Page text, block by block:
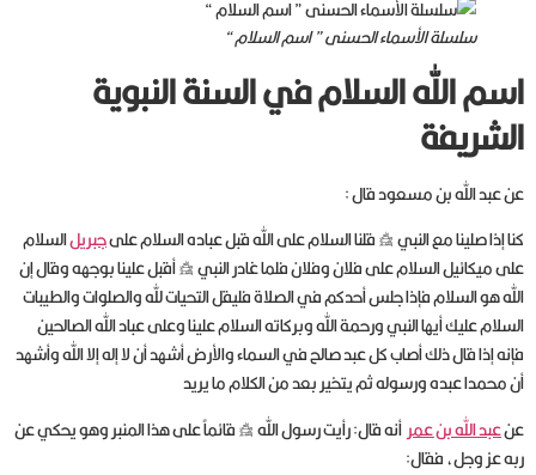
سلسلة الأسماء الحسنى ” اسم السلام “
اسم الله السلام في السنة النبوية
الشريفة
عن عبد الله بن مسعود قال :
كنا إذا صلينا مع النبي ﷺ قلنا السلام على الله قبل عباده السلام علىجبريلالسلام
على ميكائيل السلام على فلان وفلان فلما غادر النبي ﷺ أقبل علينا بوجهه وقال إن
الله هو السلام فإذا جلس أحدكم في الصلاة فليقل التحيات لله والصلوات والطيبات
السلام عليك أيها النبي ورحمة الله وبركاته السلام علينا وعلى عباد الله الصالحين
فإنه إذا قال ذلك أصاب كل عبد صالح في السماء والأرض أشهد أن لا إله إلا الله وأشهد
أن محمدا عبده ورسوله ثم يتخير بعد من الكلام ما يريد
عنعبد الله بن عمرأنه قال: رأيت رسول الله ﷺ قائماً على هذا المنبر وهو يحكي عن
ربه عز وجل، فقال: